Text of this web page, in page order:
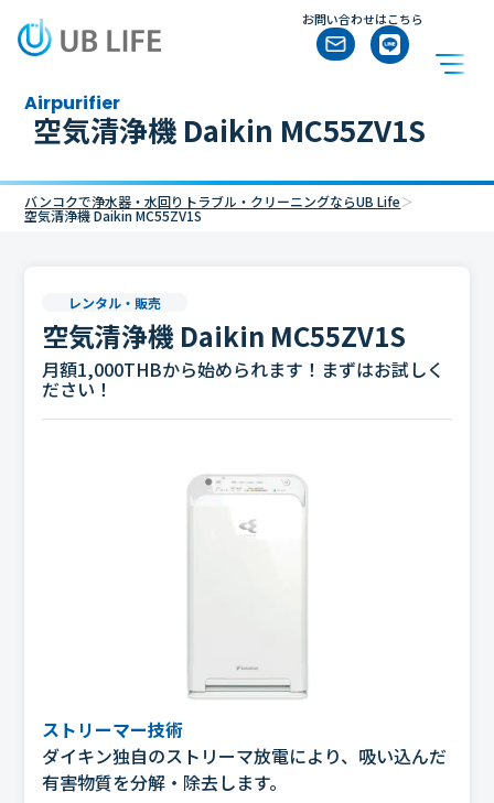
お問い合わせはこちら
airpurifier
空気清浄機 Daikin MC55ZV1S
バンコクで浄水器・水回りトラブル・クリーニングならUB Life＞
空気清浄機 Daikin MC55ZV1S
レンタル・販売
空気清浄機 Daikin MC55ZV1S
月額1,000THBから始められます！まずはお試しく
ださい！
ストリーマー技術
ダイキン独自のストリーマ放電により、吸い込んだ
有害物質を分解・除去します。